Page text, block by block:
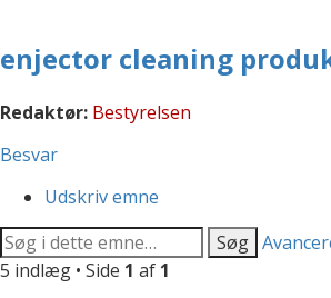
enjector cleaning
Redaktør: Bestyrelsen
Besvar
Udskriv emne
Søg
5 indlæg • Side 1 af 1